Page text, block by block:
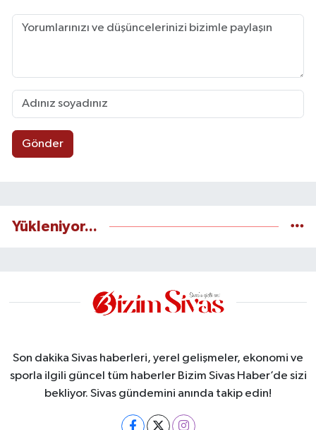
Gönder
Yükleniyor...
Son dakika Sivas haberleri, yerel gelişmeler, ekonomi ve
sporla ilgili güncel tüm haberler Bizim Sivas Haber’de sizi
bekliyor. Sivas gündemini anında takip edin!